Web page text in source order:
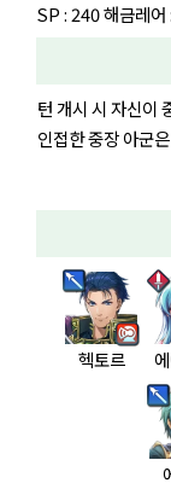
SP : 240 해금레어 :
턴 개시 시 자신이
인접한 중장 아군
헥토르